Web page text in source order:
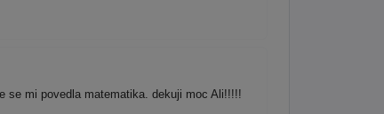
se mi povedla matematika. dekuji moc Ali!!!!!